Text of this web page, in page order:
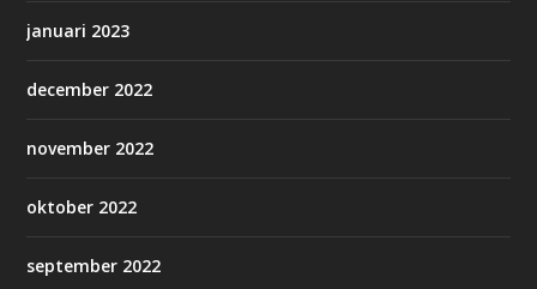
januari 2023
december 2022
november 2022
oktober 2022
september 2022